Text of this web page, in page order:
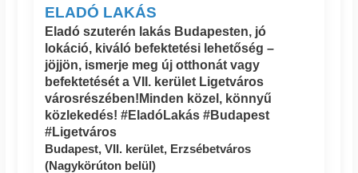
ELADÓ LAKÁS
Eladó szuterén lakás Budapesten, jó
lokáció, kiváló befektetési lehetőség –
jöjjön, ismerje meg új otthonát vagy
befektetését a VII. kerület Ligetváros
városrészében!Minden közel, könnyű
közlekedés! #EladóLakás #Budapest
#Ligetváros
Budapest, VII. kerület, Erzsébetváros
(Nagykörúton belül)